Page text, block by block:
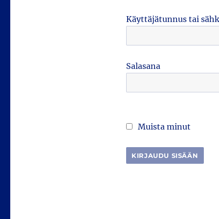
Käyttäjätunnus tai
Salasana
Muista minut